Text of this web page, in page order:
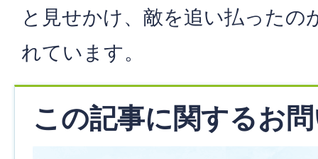
と見せかけ、敵を追い払ったの
れています。
この記事に関するお